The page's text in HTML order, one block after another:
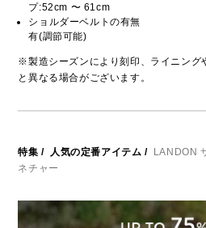
プ:52cm 〜 61cm
ショルダーベルトの有無
有(調節可能)
※製造シーズンにより刻印、ライニング
と異なる場合がございます。
特集 / 人気の定番アイテム /
LANDON
ネチャー